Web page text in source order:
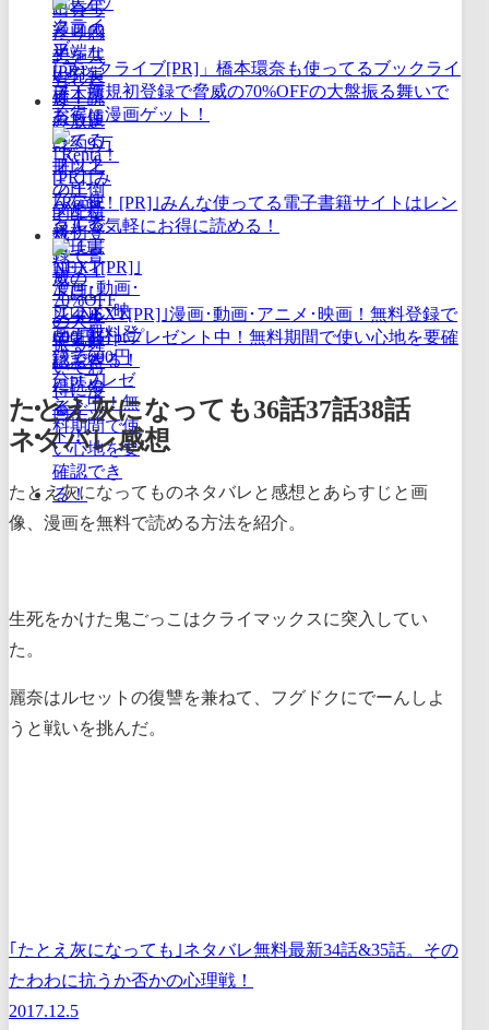
｢ブックライブ[PR]」橋本環奈も使ってるブックライ
ブ！新規初登録で脅威の70%OFFの大盤振る舞いで
お得に漫画ゲット！
｢Renta！[PR]｣みんな使ってる電子書籍サイトはレン
タルで気軽にお得に読める！
｢U-NEXT[PR]｣漫画･動画･アニメ･映画！無料登録で
600円分ptプレゼント中！無料期間で使い心地を要確
認できる！
たとえ灰になっても36話37話38話
ネタバレ感想
たとえ灰になってものネタバレと感想とあらすじと画
像、漫画を無料で読める方法を紹介。
生死をかけた鬼ごっこはクライマックスに突入してい
た。
麗奈はルセットの復讐を兼ねて、フグドクにでーんしよ
うと戦いを挑んだ。
｢たとえ灰になっても｣ネタバレ無料最新34話&35話。その
たわわに抗うか否かの心理戦！
2017.12.5